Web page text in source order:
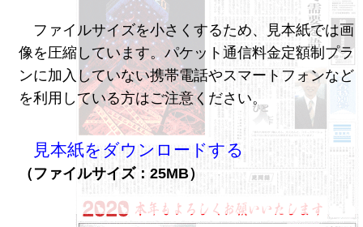
ファイルサイズを小さくするため、見本紙では画
像を圧縮しています。パケット通信料金定額制プラ
ンに加入していない携帯電話やスマートフォンなど
を利用している方はご注意ください。
見本紙をダウンロードする
（ファイルサイズ：25MB）